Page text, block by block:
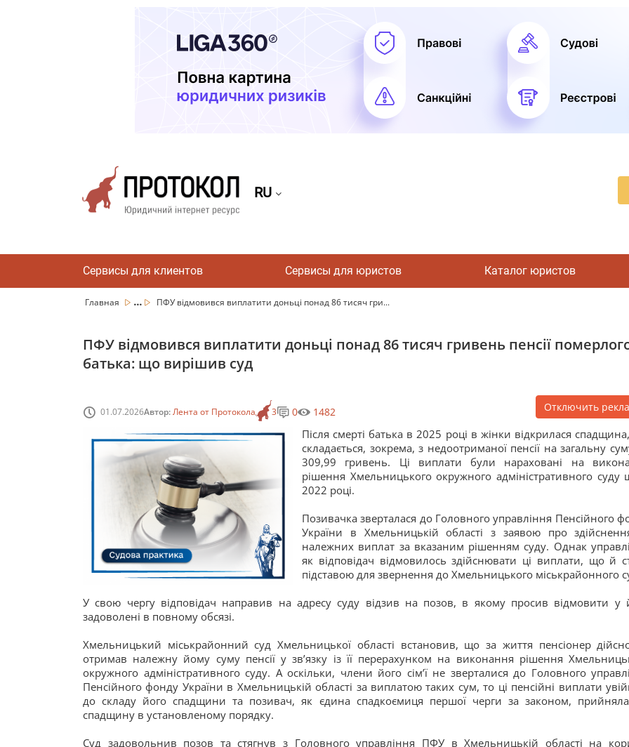
RU
Сервисы для клиентов Сервисы для юристов Каталог юристов
Главная ... ПФУ відмовився виплатити доньці понад 86 тисяч гри...
ПФУ відмовився виплатити доньці понад 86 тисяч гривень пенсії
батька: що вирішив суд
01.07.2026Автор:Лента от Протокола 3 0 1482 Отключить
Після смерті батька в2025 році в жінки відкрилася
складається, зокрема, з недоотриманої пенсії на загальну
309,99 гривень. Ці виплати були нараховані на
рішення Хмельницького окружного адміністративного суду
2022 році.
Позивачка зверталася до Головного управління Пенсійного
України в Хмельницькій області з заявою про
належних виплат за вказаним рішенням суду. Однак
як відповідач відмовилось здійснювати ці виплати, що й
підставою для звернення до Хмельницького міськрайонного
У свою чергу відповідач направив на адресу суду відзив на позов, в якому просив відмовити у
задоволені в повному обсязі.
Хмельницький міськрайонний суд Хмельницької області встановив, що за життя пенсіонер
отримав належну йому суму пенсії у звʼязку із її перерахунком на виконання рішення
окружного адміністративного суду. А оскільки, члени його сімʼї не зверталися до Головного
Пенсійного фонду України в Хмельницькій області за виплатою таких сум, то ці пенсійні виплати
до складу його спадщини та позивач, як єдина спадкоємиця першої черги за законом,
спадщину в установленому порядку.
Суд задовольнив позов та стягнув з Головного управління ПФУ в Хмельницькій області на